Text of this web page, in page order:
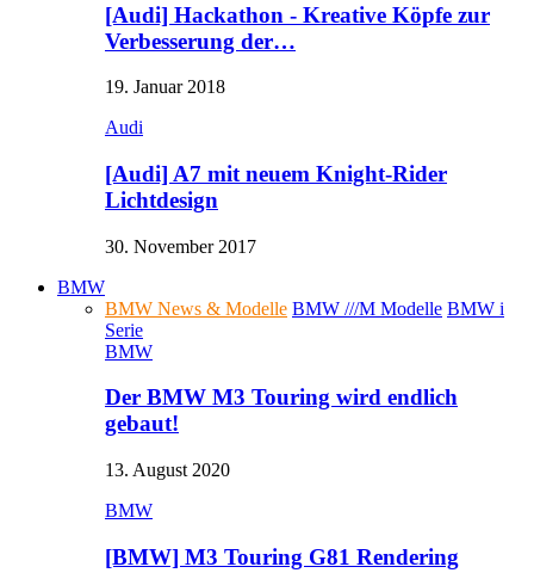
[Audi] Hackathon - Kreative Köpfe zur
Verbesserung der…
19. Januar 2018
Audi
[Audi] A7 mit neuem Knight-Rider
Lichtdesign
30. November 2017
BMW
BMW News & Modelle BMW ///M Modelle BMW i
Serie
BMW
Der BMW M3 Touring wird endlich
gebaut!
13. August 2020
BMW
[BMW] M3 Touring G81 Rendering